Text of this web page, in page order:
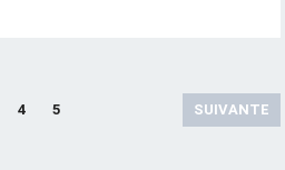
4 5 SUIVANTE